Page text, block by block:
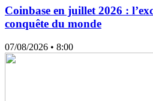
Coinbase en juillet 2026 :
conquête du monde
07/08/2026 • 8:00